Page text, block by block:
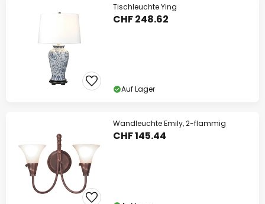
Tischleuchte Ying
CHF 248.62
Auf Lager
Wandleuchte Emily, 2-flammig
CHF 145.44